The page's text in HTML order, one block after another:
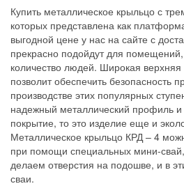
Купить металлическое крыльцо с
которых представлена как
выгодной цене у нас на сайте с
прекрасно подойдут для
количество людей. Широкая
позволит обеспечить безопасность
производстве этих популярных
надежный металлический профиль и
покрытие, то это изделие еще и
Металлическое крыльцо КРД – 4
при помощи специальных мини-
делаем отверстия на подошве, и в
сваи.